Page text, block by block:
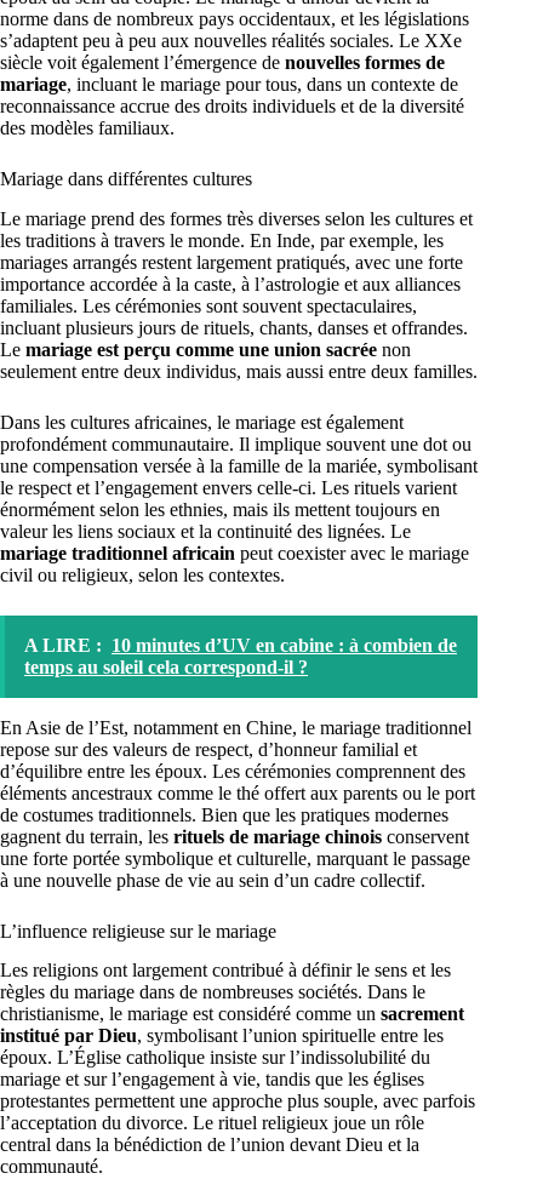
norme dans de nombreux pays occidentaux, et les législations
s’adaptent peu à peu aux nouvelles réalités sociales. Le XXe
siècle voit également l’émergence de nouvelles formes de
mariage, incluant le mariage pour tous, dans un contexte de
reconnaissance accrue des droits individuels et de la diversité
des modèles familiaux.
Mariage dans différentes cultures
Le mariage prend des formes très diverses selon les cultures et
les traditions à travers le monde. En Inde, par exemple, les
mariages arrangés restent largement pratiqués, avec une forte
importance accordée à la caste, à l’astrologie et aux alliances
familiales. Les cérémonies sont souvent spectaculaires,
incluant plusieurs jours de rituels, chants, danses et offrandes.
Le mariage est perçu comme une union sacrée non
seulement entre deux individus, mais aussi entre deux familles.
Dans les cultures africaines, le mariage est également
profondément communautaire. Il implique souvent une dot ou
une compensation versée à la famille de la mariée, symbolisant
le respect et l’engagement envers celle-ci. Les rituels varient
énormément selon les ethnies, mais ils mettent toujours en
valeur les liens sociaux et la continuité des lignées. Le
mariage traditionnel africain peut coexister avec le mariage
civil ou religieux, selon les contextes.
A LIRE : 10 minutes d’UV en cabine : à combien de
temps au soleil cela correspond-il ?
En Asie de l’Est, notamment en Chine, le mariage traditionnel
repose sur des valeurs de respect, d’honneur familial et
d’équilibre entre les époux. Les cérémonies comprennent des
éléments ancestraux comme le thé offert aux parents ou le port
de costumes traditionnels. Bien que les pratiques modernes
gagnent du terrain, les rituels de mariage chinois conservent
une forte portée symbolique et culturelle, marquant le passage
à une nouvelle phase de vie au sein d’un cadre collectif.
L’influence religieuse sur le mariage
Les religions ont largement contribué à définir le sens et les
règles du mariage dans de nombreuses sociétés. Dans le
christianisme, le mariage est considéré comme un sacrement
institué par Dieu, symbolisant l’union spirituelle entre les
époux. L’Église catholique insiste sur l’indissolubilité du
mariage et sur l’engagement à vie, tandis que les églises
protestantes permettent une approche plus souple, avec parfois
l’acceptation du divorce. Le rituel religieux joue un rôle
central dans la bénédiction de l’union devant Dieu et la
communauté.